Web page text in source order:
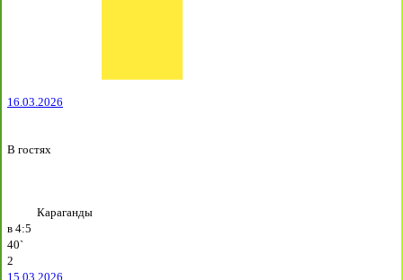
16.03.2026
В гостях
Караганды
в 4:5
40`
2
15.03.2026